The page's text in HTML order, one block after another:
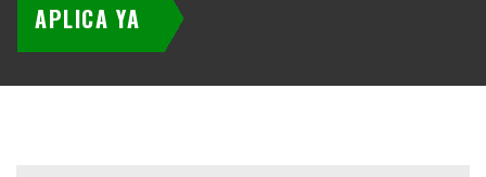
APLICA YA